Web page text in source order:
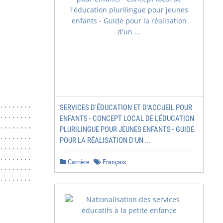
30
35
SERVICES D'ÉDUCATION ET D'ACCUEIL POUR
ENFANTS - CONCEPT LOCAL DE L'ÉDUCATION
PLURILINGUE POUR JEUNES ENFANTS - GUIDE
POUR LA RÉALISATION D'UN ...
Carrière Français